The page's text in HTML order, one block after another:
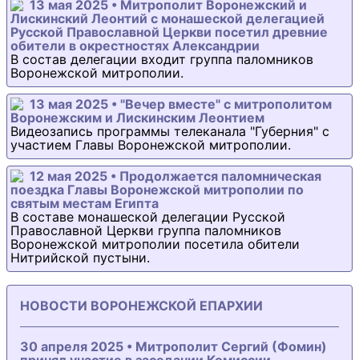
13 мая 2025 • Митрополит Воронежский и
Лискинский Леонтий с монашеской делегацией
Русской Православной Церкви посетил древние
обители в окрестностях Александрии
В состав делегации входит группа паломников
Воронежской митрополии.
13 мая 2025 • "Вечер вместе" с митрополитом
Воронежским и Лискинским Леонтием
Видеозапись программы телеканала "Губерния" с
участием Главы Воронежской митрополии.
12 мая 2025 • Продолжается паломническая
поездка Главы Воронежской митрополии по
святым местам Египта
В составе монашеской делегации Русской
Православной Церкви группа паломников
Воронежской митрополии посетила обители
Нитрийской пустыни.
НОВОСТИ ВОРОНЕЖСКОЙ ЕПАРХИИ
30 апреля 2025 • Митрополит Сергий (Фомин)